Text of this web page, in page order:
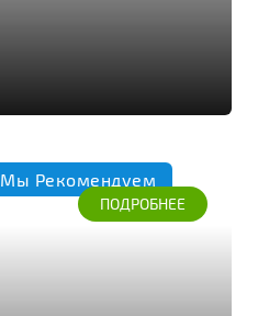
Мы Рекомендуем
ПОДРОБНЕЕ